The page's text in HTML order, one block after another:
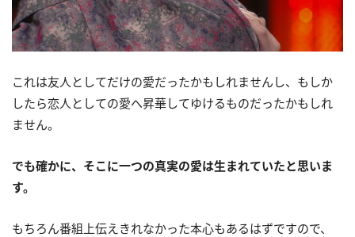
これは友人としてだけの愛だったかもしれませんし、もしか
したら恋人としての愛へ昇華してゆけるものだったかもしれ
ません。
でも確かに、そこに一つの真実の愛は生まれていたと思いま
す。
もちろん番組上伝えきれなかった本心もあるはずですので、